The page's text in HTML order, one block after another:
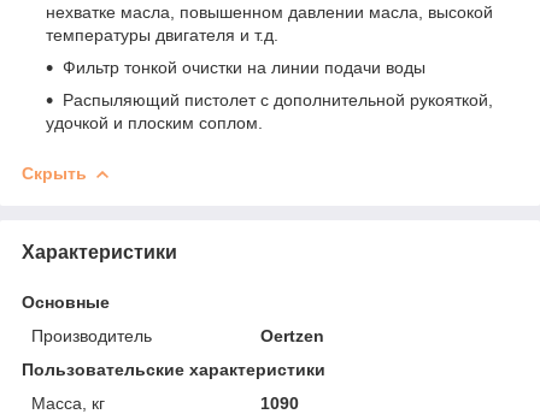
нехватке масла, повышенном давлении масла, высокой
температуры двигателя и т.д.
Фильтр тонкой очистки на линии подачи воды
Распыляющий пистолет с дополнительной рукояткой,
удочкой и плоским соплом.
Скрыть
Характеристики
Основные
Производитель
Oertzen
Пользовательские характеристики
Масса, кг
1090